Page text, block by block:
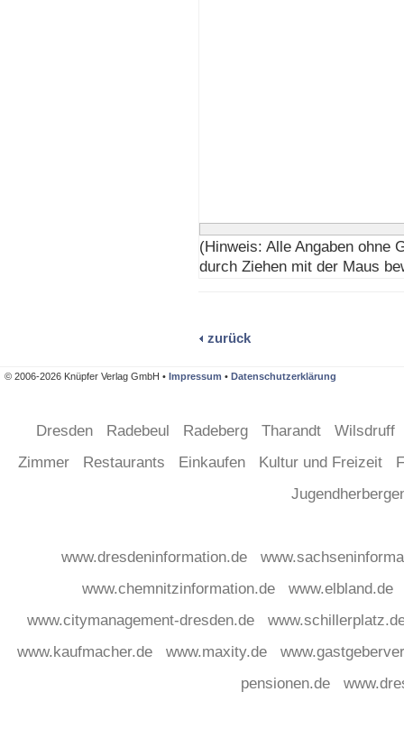
(Hinweis: Alle Angaben ohne
durch Ziehen mit der Maus
zurück
© 2006-2026 Knüpfer Verlag GmbH • Impressum • Datenschutzerklärung
Dresden Radebeul Radeberg Tharandt
Wilsdruff
Zimmer
Restaurants Einkaufen Kultur und Freizeit
www.dresdeninformation.de
www.chemnitzinformation.de
www.elbland.de
www.citymanagement-dresden.de
www.kaufmacher.de
www.maxity.de
pensionen.de